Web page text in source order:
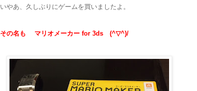
いやあ、久しぶりにゲームを買いましたよ。
その名も マリオメーカー for 3ds (^▽^)/